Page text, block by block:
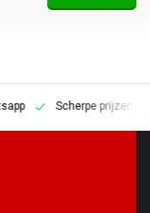
Scherpe prijzen